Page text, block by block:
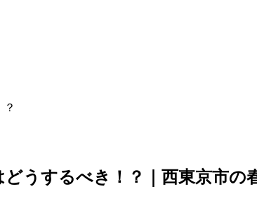
うするべき！？｜西東京市の